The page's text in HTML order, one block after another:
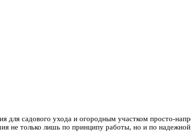
для садового ухода и огородным участком просто-
не только лишь по принципу работы, но и по надежной